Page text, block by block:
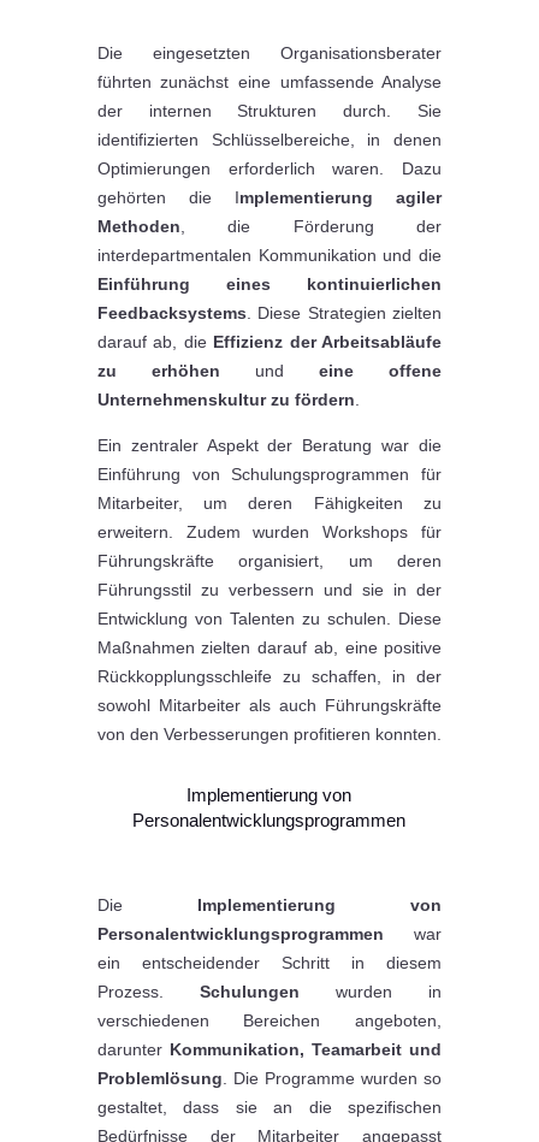
Die eingesetzten Organisationsberater
führten zunächst eine umfassende Analyse
der internen Strukturen durch. Sie
identifizierten Schlüsselbereiche, in denen
Optimierungen erforderlich waren. Dazu
gehörten die Implementierung agiler
Methoden, die Förderung der
interdepartmentalen Kommunikation und die
Einführung eines kontinuierlichen
Feedbacksystems. Diese Strategien zielten
darauf ab, die Effizienz der Arbeitsabläufe
zu erhöhen undeine offene
Unternehmenskultur zu fördern.
Ein zentraler Aspekt der Beratung war die
Einführung von Schulungsprogrammen für
Mitarbeiter, um deren Fähigkeiten zu
erweitern. Zudem wurden Workshops für
Führungskräfte organisiert, um deren
Führungsstil zu verbessern und sie in der
Entwicklung von Talenten zu schulen. Diese
Maßnahmen zielten darauf ab, eine positive
Rückkopplungsschleife zu schaffen, in der
sowohl Mitarbeiter als auch Führungskräfte
von den Verbesserungen profitieren konnten.
Implementierung von
Personalentwicklungsprogrammen
Die Implementierung von
Personalentwicklungsprogrammen war
ein entscheidender Schritt in diesem
Prozess. Schulungen wurden in
verschiedenen Bereichen angeboten,
darunter Kommunikation, Teamarbeit und
Problemlösung. Die Programme wurden so
gestaltet, dass sie an die spezifischen
Bedürfnisse der Mitarbeiter angepasst